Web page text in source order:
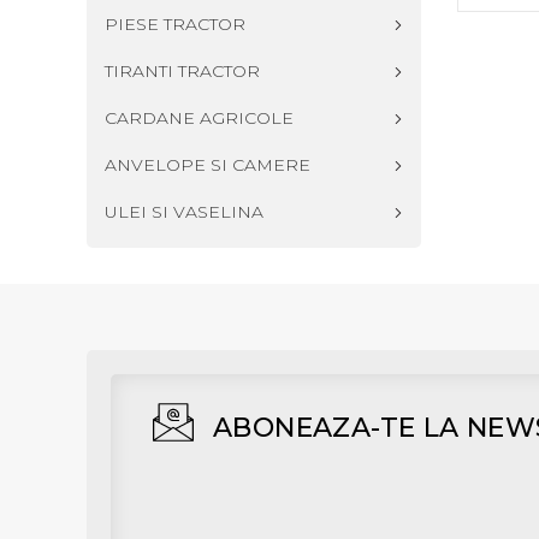
PIESE TRACTOR
TIRANTI TRACTOR
CARDANE AGRICOLE
ANVELOPE SI CAMERE
ULEI SI VASELINA
ABONEAZA-TE LA